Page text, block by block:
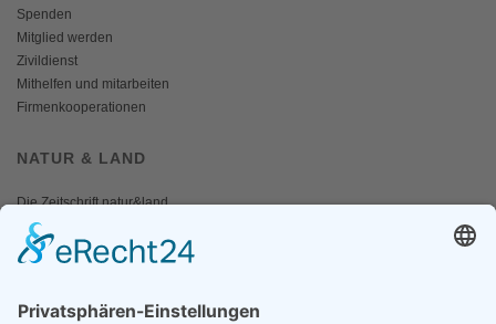
Spenden
Mitglied werden
Zivildienst
Mithelfen und mitarbeiten
Firmenkooperationen
NATUR & LAND
Die Zeitschrift natur&land
Archiv
Mediadaten